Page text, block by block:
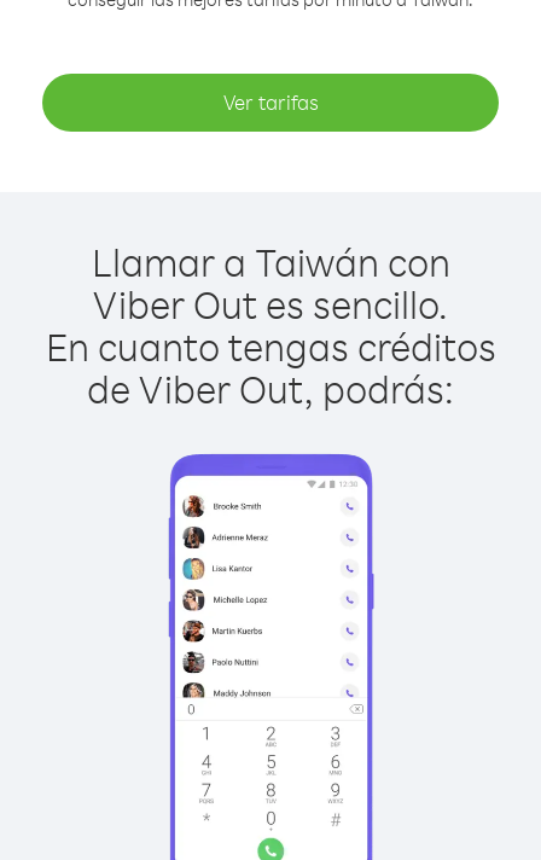
Ver tarifas
Llamar a Taiwán con
Viber Out es sencillo.
En cuanto tengas créditos
de Viber Out, podrás: